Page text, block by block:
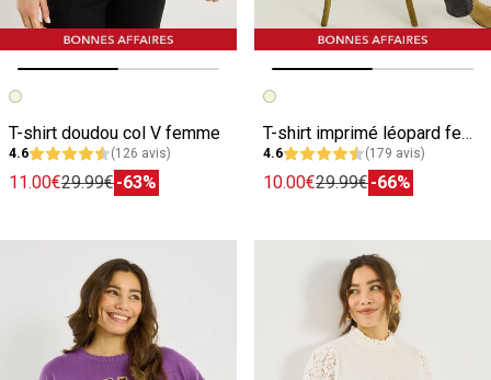
Image précédente
Image suivante
T-shirt doudou col V femme
4.6 (126 avis)
11.00€29.99€-63%
Image précédente
Image suivante
T-shirt imprimé léopard femme
4.6 (179 avis)
10.00€29.99€-66%